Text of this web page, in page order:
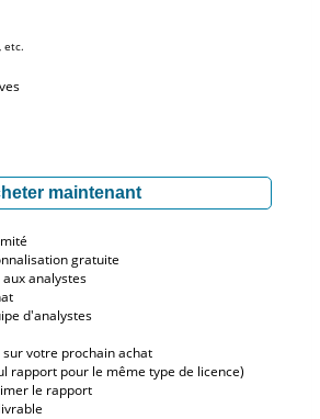
etc.
maintenant
gratuite
analystes
d'analystes
sur votre prochain achat
rapport pour le même type de licence)
le rapport